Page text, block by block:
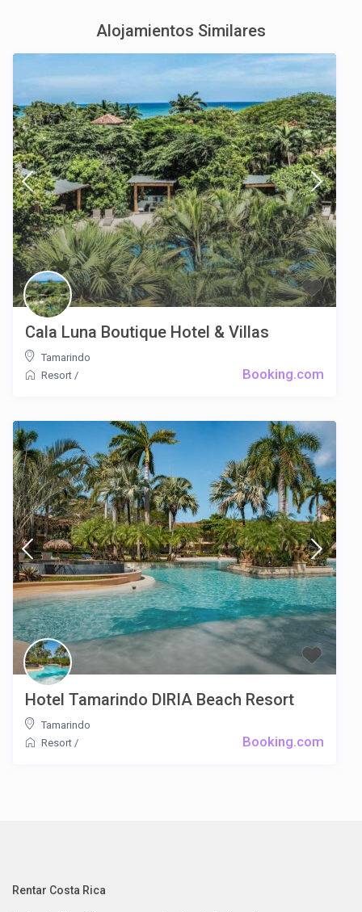
Alojamientos Similares
Booking.com
Cala Luna Boutique Hotel & Villas
Tamarindo
Resort /
Booking.com
Hotel Tamarindo DIRIA Beach Resort
Tamarindo
Resort /
Rentar Costa Rica